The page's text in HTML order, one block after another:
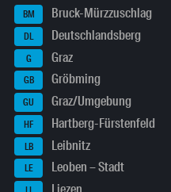
BM Bruck-Mürzzuschlag
DL Deutschlandsberg
G Graz
GB Gröbming
GU Graz/Umgebung
HF Hartberg-Fürstenfeld
LB Leibnitz
LE Leoben – Stadt